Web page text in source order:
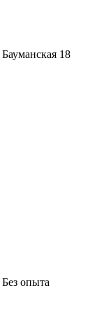
Бауманская 18
Без опыта